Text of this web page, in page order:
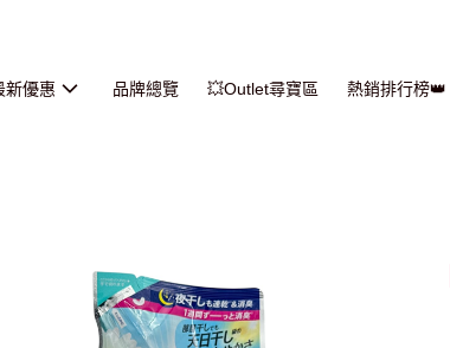
新優惠 品牌總覽 💥Outlet尋寶區 熱銷排行榜👑